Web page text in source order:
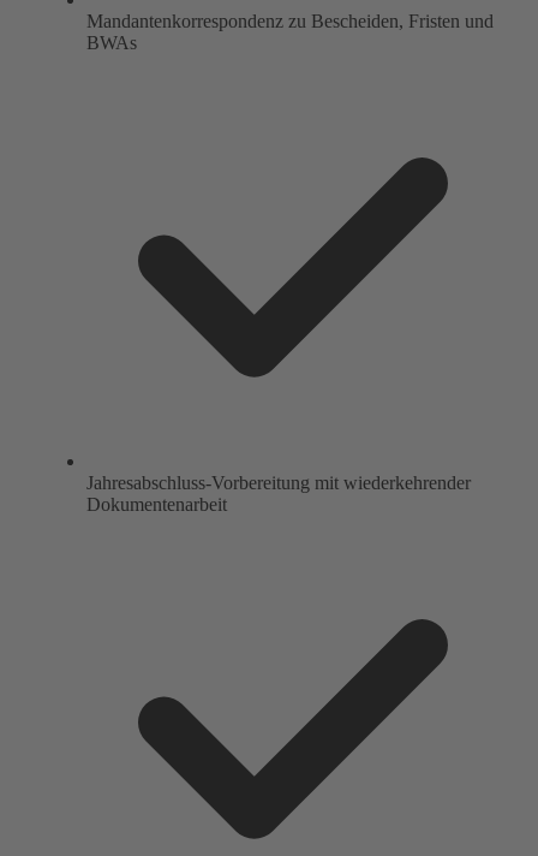
Mandantenkorrespondenz zu Bescheiden, Fristen und
BWAs
Jahresabschluss-Vorbereitung mit wiederkehrender
Dokumentenarbeit